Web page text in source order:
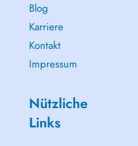
Blog
Karriere
Kontakt
Impressum
Nützliche
Links